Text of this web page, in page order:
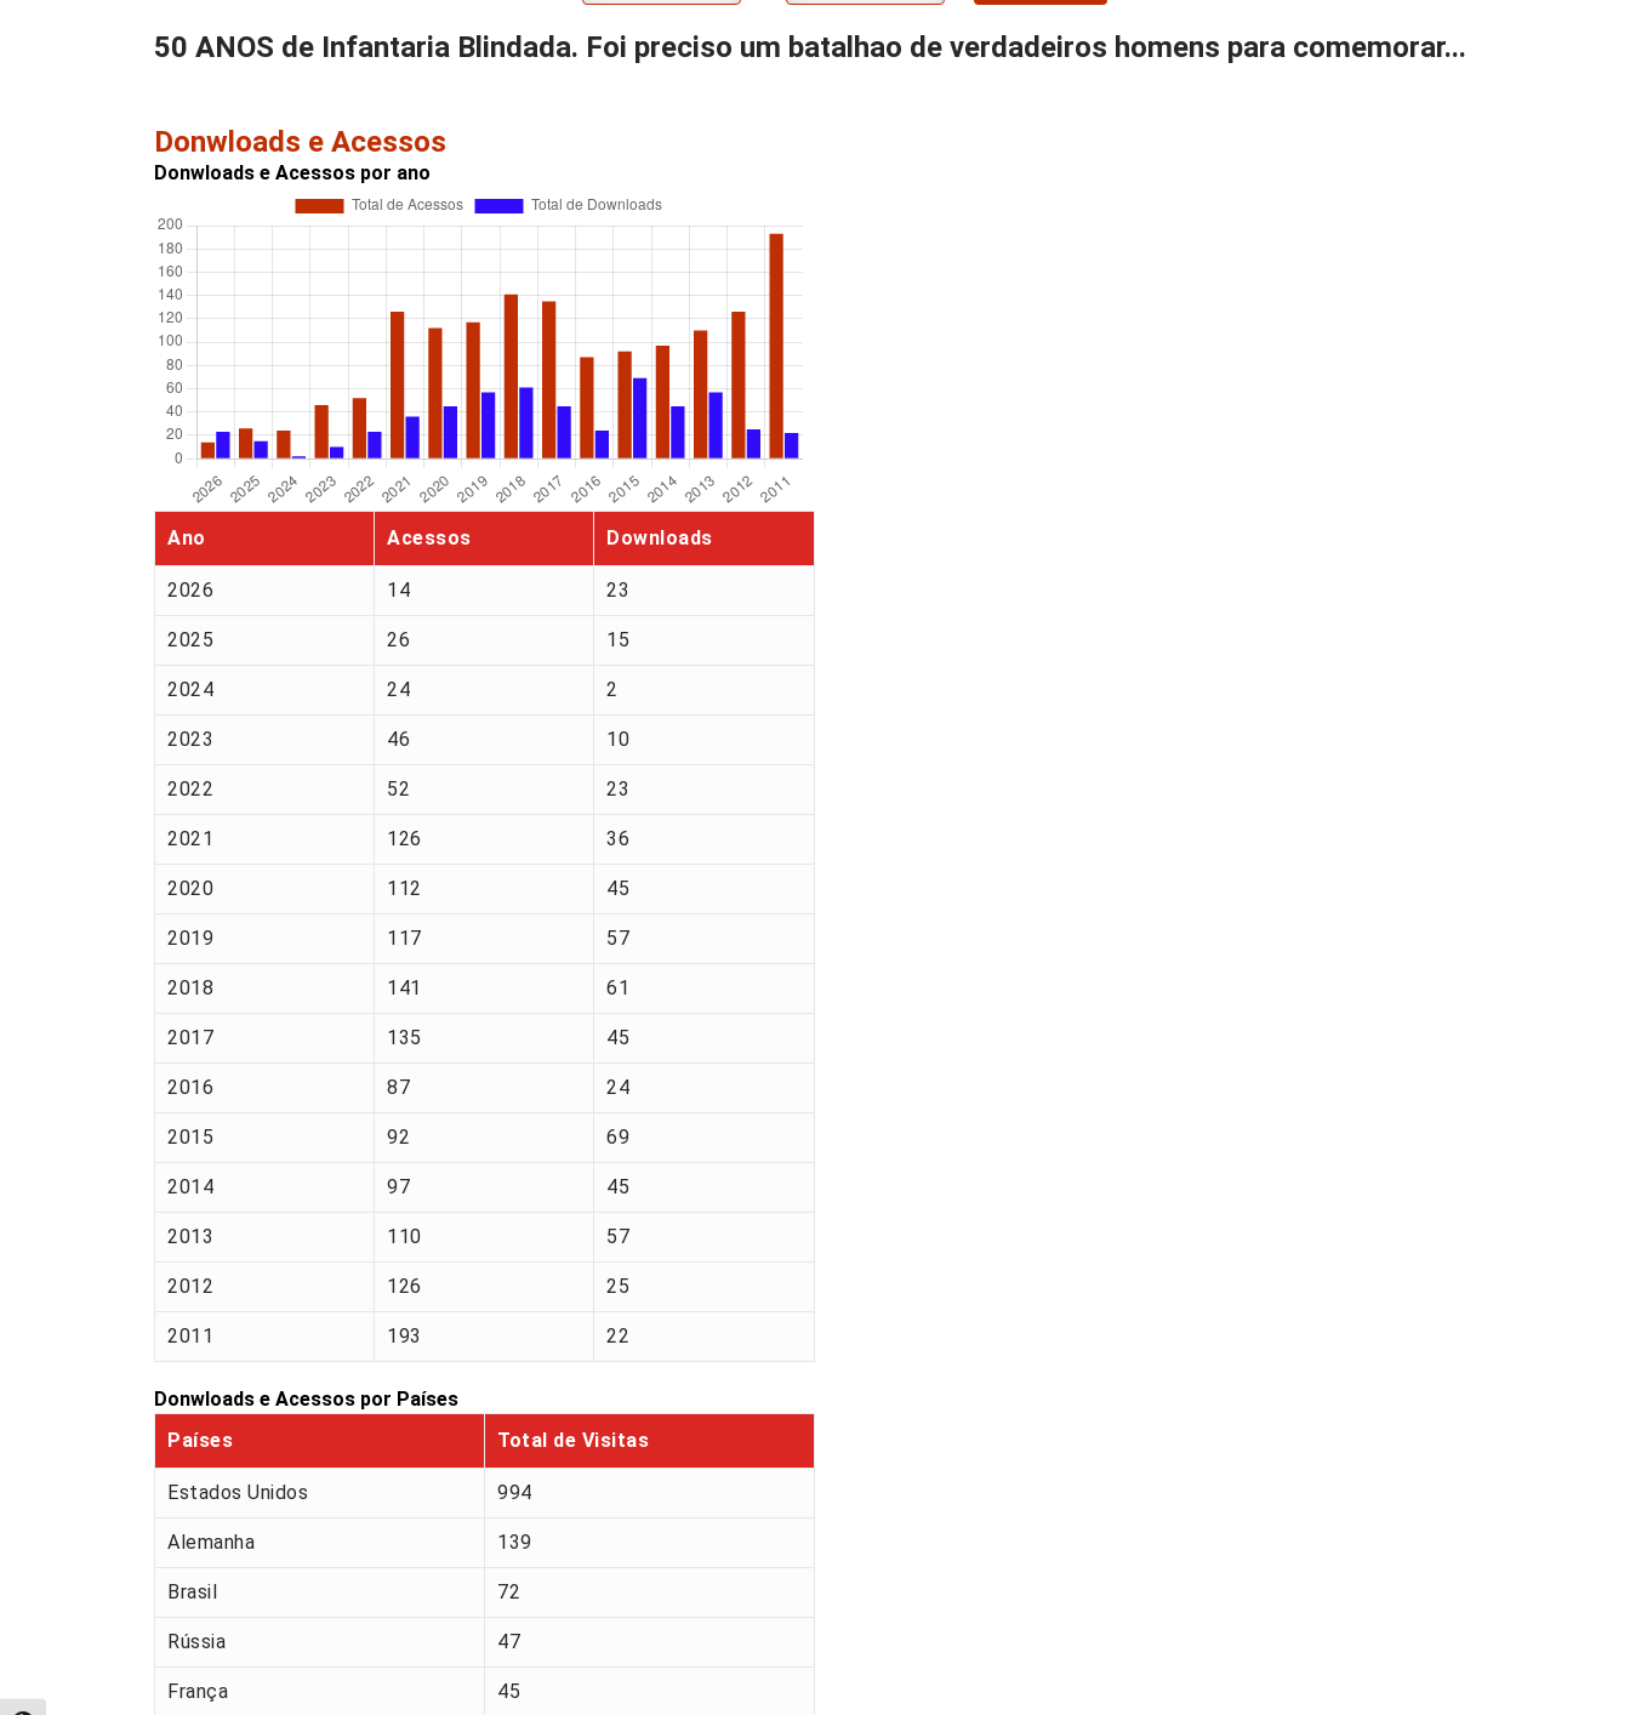
50 ANOS de Infantaria Blindada. Foi preciso um batalhao de verdadeiros homens para comemorar...
Donwloads e Acessos
Donwloads e Acessos por ano
Ano Acessos Downloads
2026 14 23
2025 26 15
2024 24 2
2023 46 10
2022 52 23
2021 126 36
2020 112 45
2019 117 57
2018 141 61
2017 135 45
2016 87 24
2015 92 69
2014 97 45
2013 110 57
2012 126 25
2011 193 22
Donwloads e Acessos por Países
Países
Total de Visitas
Estados Unidos 994
Alemanha 139
Brasil 72
Rússia 47
França 45